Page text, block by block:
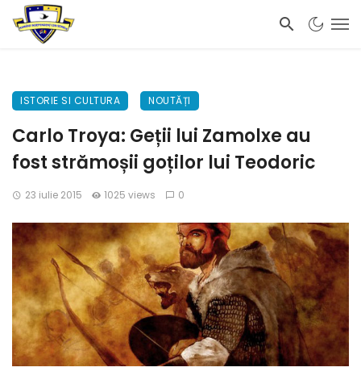
ISTORIE SI CULTURA NOUTĂȚI
Carlo Troya: Geții lui Zamolxe au
fost strămoșii goților lui Teodoric
23 iulie 2015 1025 views 0